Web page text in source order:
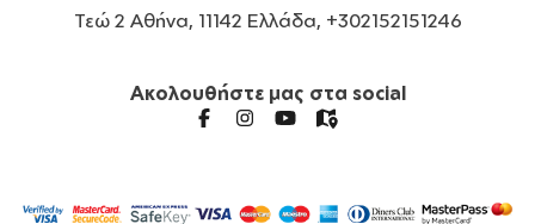
Τεώ 2 Αθήνα, 11142 Ελλάδα, +302152151246
Ακολουθήστε μας στα social